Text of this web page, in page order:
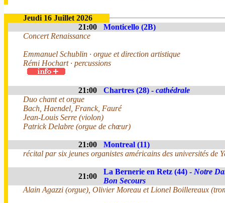
Jeudi 16 Juillet 2026
21:00
Monticello (2B)
Concert Renaissance
Emmanuel Schublin · orgue et direction artistique
Rémi Hochart · percussions
21:00 Chartres (28) - cathédrale
Duo chant et orgue
Bach, Haendel, Franck, Fauré
Jean-Louis Serre (violon)
Patrick Delabre (orgue de chœur)
21:00
Montreal (11)
récital par six jeunes organistes américains des universités de
21:00
La Bernerie en Retz (44) - Notre
Bon Secours
Alain Agazzi (orgue), Olivier Moreau et Lionel Boillereaux